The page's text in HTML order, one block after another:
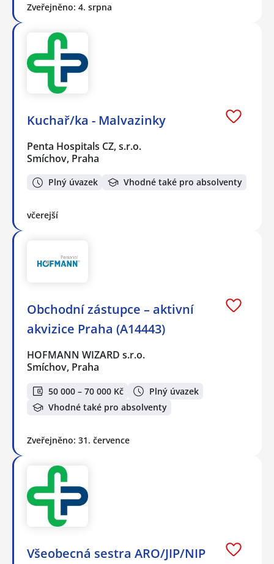
Zveřejněno: 4. srpna
Kuchař/ka - Malvazinky
Penta Hospitals CZ, s.r.o.
Smíchov, Praha
Plný úvazek Vhodné také pro absolventy
včerejší
Obchodní zástupce – aktivní
akvizice Praha (A14443)
HOFMANN WIZARD s.r.o.
Smíchov, Praha
50 000 – 70 000 Kč
Plný úvazek
Vhodné také pro absolventy
Zveřejněno: 31. července
Všeobecná sestra ARO/JIP/NIP